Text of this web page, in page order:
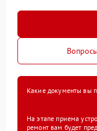
Какие документы вы
На этапе приема
ремонт вам будет